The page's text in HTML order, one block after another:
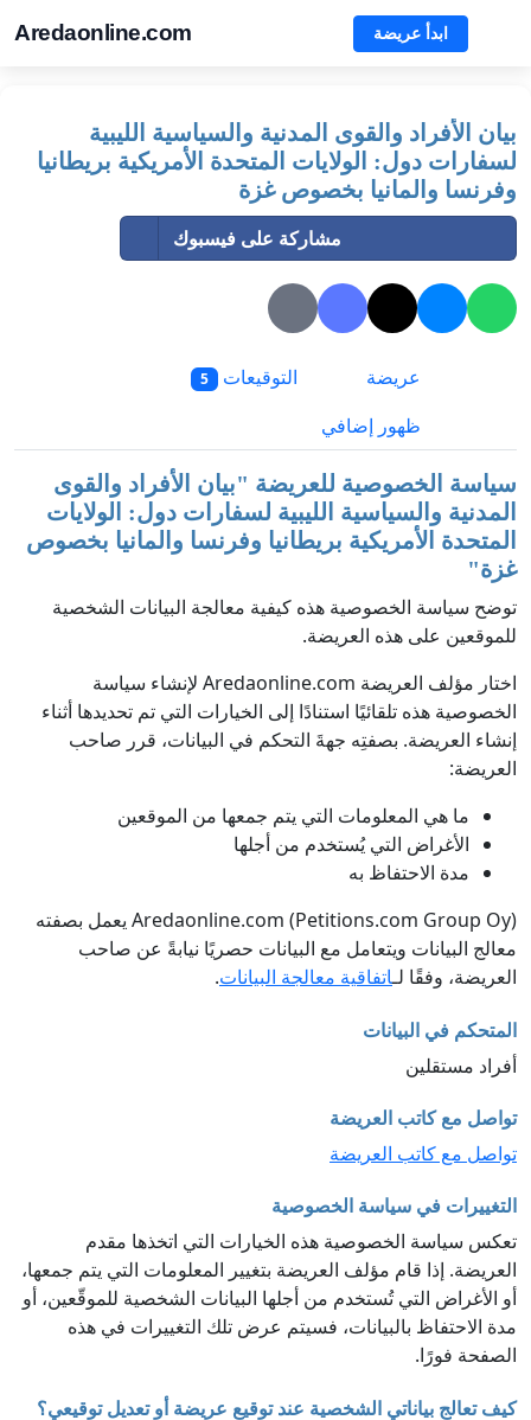
Aredaonline.com ابدأ عريضة
بيان الأفراد والقوى المدنية والسياسية الليبية
لسفارات دول: الولايات المتحدة الأمريكية بريطانيا
وفرنسا والمانيا بخصوص غزة
مشاركة على فيسبوك
عريضة التوقيعات 5
ظهور إضافي
سياسة الخصوصية للعريضة "بيان الأفراد والقوى
المدنية والسياسية الليبية لسفارات دول: الولايات
المتحدة الأمريكية بريطانيا وفرنسا والمانيا بخصوص
غزة"
توضح سياسة الخصوصية هذه كيفية معالجة البيانات الشخصية
للموقعين على هذه العريضة.
اختار مؤلف العريضة Aredaonline.com لإنشاء سياسة
الخصوصية هذه تلقائيًا استنادًا إلى الخيارات التي تم تحديدها أثناء
إنشاء العريضة. بصفتِه جهةَ التحكم في البيانات، قرر صاحب
العريضة:
ما هي المعلومات التي يتم جمعها من الموقعين
الأغراض التي يُستخدم من أجلها
مدة الاحتفاظ به
Aredaonline.com (Petitions.com Group Oy) يعمل بصفته
معالج البيانات ويتعامل مع البيانات حصريًا نيابةً عن صاحب
العريضة، وفقًا لـاتفاقية معالجة البيانات.
المتحكم في البيانات
أفراد مستقلين
تواصل مع كاتب العريضة
تواصل مع كاتب العريضة
التغييرات في سياسة الخصوصية
تعكس سياسة الخصوصية هذه الخيارات التي اتخذها مقدم
العريضة. إذا قام مؤلف العريضة بتغيير المعلومات التي يتم جمعها،
أو الأغراض التي تُستخدم من أجلها البيانات الشخصية للموقّعين، أو
مدة الاحتفاظ بالبيانات، فسيتم عرض تلك التغييرات في هذه
الصفحة فورًا.
كيف تعالج بياناتي الشخصية عند توقيع عريضة أو تعديل توقيعي؟